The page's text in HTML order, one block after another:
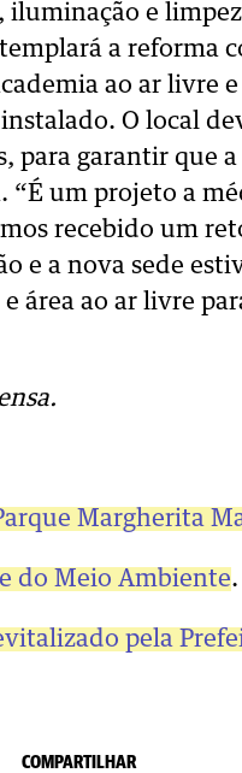
e
a reforma
ao ar livre
O local
para garantir que
“É um projeto a
recebido um
e a nova sede
área ao ar livre
Margherita
do Meio Ambiente.
pela
COMPARTILHAR